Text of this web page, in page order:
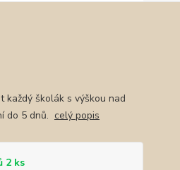
každý školák s výškou nad
do 5 dnů. celý popis
2 ks